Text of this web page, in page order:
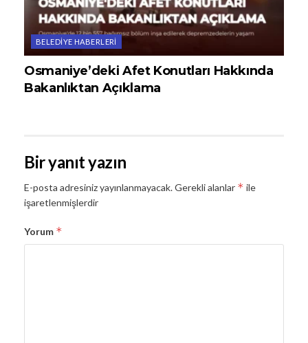
BELEDIYE HABERLERI
Osmaniye’deki Afet Konutları Hakkında
Bakanlıktan Açıklama
Bir yanıt yazın
E-posta adresiniz yayınlanmayacak.Gerekli alanlar * ile
işaretlenmişlerdir
Yorum *